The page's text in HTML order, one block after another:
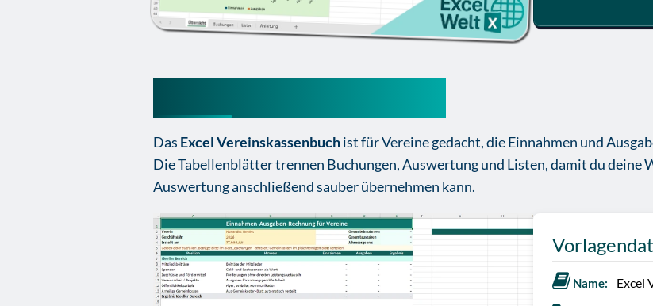
Das Excel Vereinskassenbuchist für Vereine gedacht, die Einnahmen und
Die Tabellenblätter trennen Buchungen, Auswertung und Listen, damit du deine
Auswertung anschließend sauber übernehmen kann.
Name: Excel